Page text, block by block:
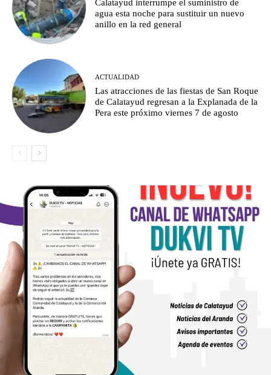
Calatayud interrumpe el suministro de
agua esta noche para sustituir un nuevo
anillo en la red general
ACTUALIDAD
Las atracciones de las fiestas de San Roque
de Calatayud regresan a la Explanada de la
Pera este próximo viernes 7 de agosto